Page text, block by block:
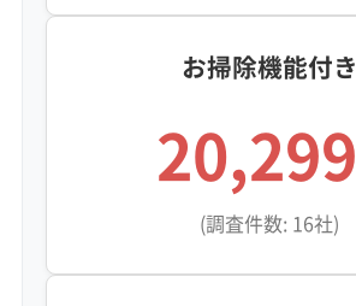
お掃除機能付き
20,299
(調査件数: 16社)